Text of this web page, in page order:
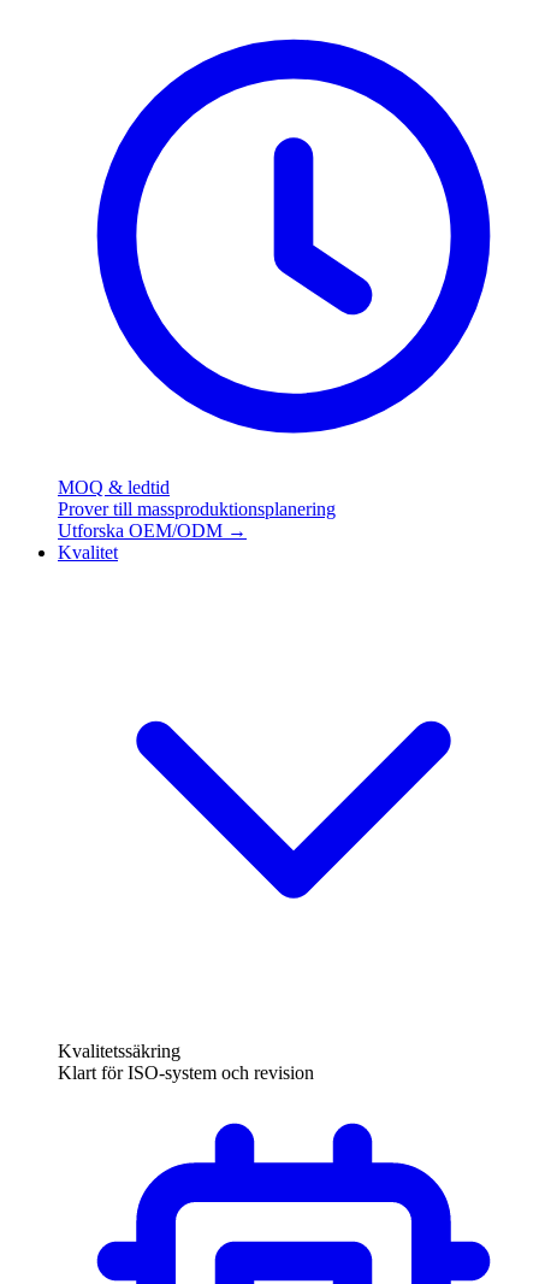
MOQ & ledtid
Prover till massproduktionsplanering
Utforska OEM/ODM →
Kvalitet
Kvalitetssäkring
Klart för ISO-system och revision